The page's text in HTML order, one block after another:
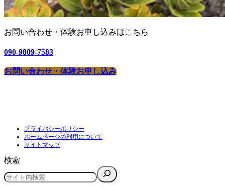
お問い合わせ・ 体験お申し込みはこちら
090-9809-7583
お問い合わせ・体験お申し込み
プライバシーポリシー
ホームページの利用について
サイトマップ
検索